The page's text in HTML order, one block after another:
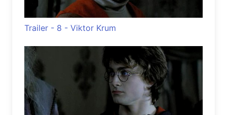
Trailer - 8 - Viktor Krum